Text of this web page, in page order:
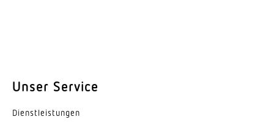
Unser Service
Dienst­leis­tungen